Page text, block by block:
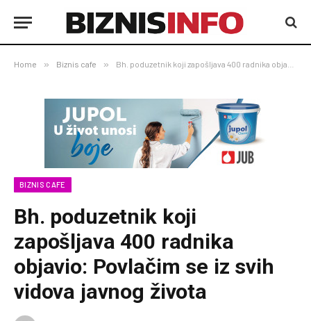
Home » Biznis cafe » Bh. poduzetnik koji zapošljava 400 radnika objavio: Povlačim se iz svih vidova javnog života
BIZNIS CAFE
Bh. poduzetnik koji
zapošljava 400 radnika
objavio: Povlačim se iz svih
vidova javnog života